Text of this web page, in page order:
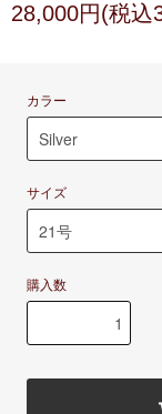
28,000円(税込
カラー
サイズ
購入数